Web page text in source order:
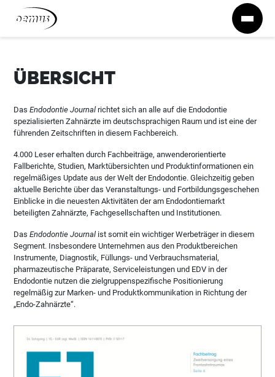
Zum Inhalt springen
ÜBERSICHT
DasEndodontie Journal richtet sich an alle auf die Endodontie
spezialisierten Zahnärzte im deutschsprachigen Raum und ist eine der
führenden Zeitschriften in diesem Fachbereich.
4.000 Leser erhalten durch Fachbeiträge, anwenderorientierte
Fallberichte, Studien, Marktübersichten und Produktinformationen ein
regelmäßiges Update aus der Welt der Endodontie. Gleichzeitig geben
aktuelle Berichte über das Veranstaltungs- und Fortbildungsgeschehen
Einblicke in die neuesten Aktivitäten der am Endodontiemarkt
beteiligten Zahnärzte, Fachgesellschaften und Institutionen.
DasEndodontie Journal ist somit ein wichtiger Werbeträger in diesem
Segment. Insbesondere Unternehmen aus den Produktbereichen
Instrumente, Diagnostik, Füllungs- und Verbrauchsmaterial,
pharmazeutische Präparate, Serviceleistungen und EDV in der
Endodontie nutzen die zielgruppenspezifische Positionierung
regelmäßig zur Marken- und Produktkommunikation in Richtung der
„Endo-Zahnärzte“.